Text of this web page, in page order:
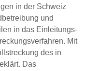
in der Schweiz
und
in das Einleitungs-
Mit
des in
Das